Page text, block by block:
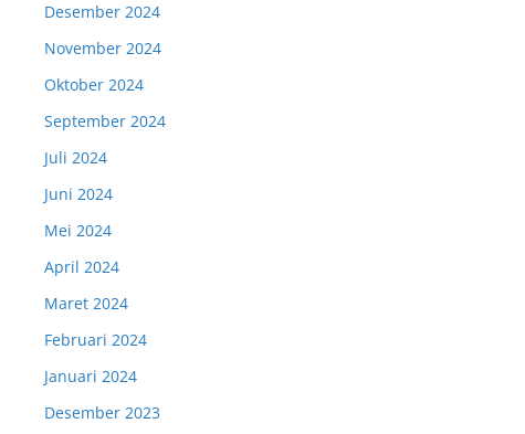
Desember 2024
November 2024
Oktober 2024
September 2024
Juli 2024
Juni 2024
Mei 2024
April 2024
Maret 2024
Februari 2024
Januari 2024
Desember 2023